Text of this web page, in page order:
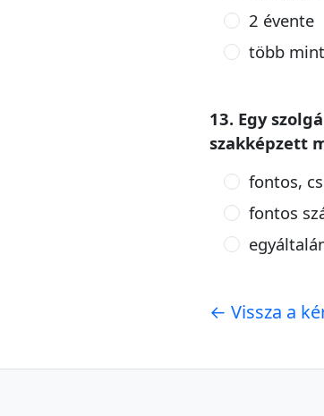
2 évente
több
13. Egy
szakképzett
fontos,
fontos
← Vissza a